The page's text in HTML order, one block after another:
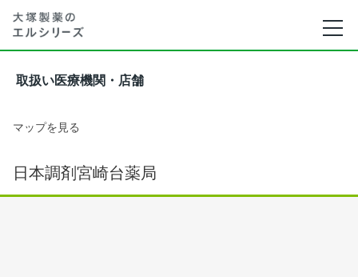
取扱い医療機関・店舗
マップを見る
日本調剤宮崎台薬局